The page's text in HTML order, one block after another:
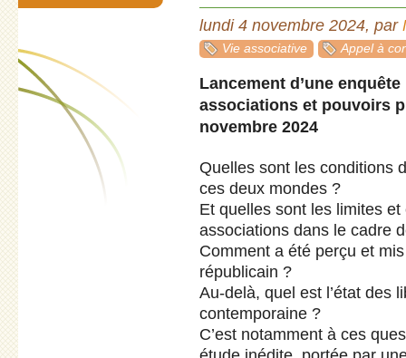
lundi 4 novembre 2024, par
Vie associative Appel à
Lancement d’une
associations et pouvoirs
novembre 2024
Quelles sont les conditions
ces deux mondes ?
Et quelles sont les limites
associations dans le cadre
Comment a été perçu et
républicain ?
Au-delà, quel est l’état des
contemporaine ?
C’est notamment à ces